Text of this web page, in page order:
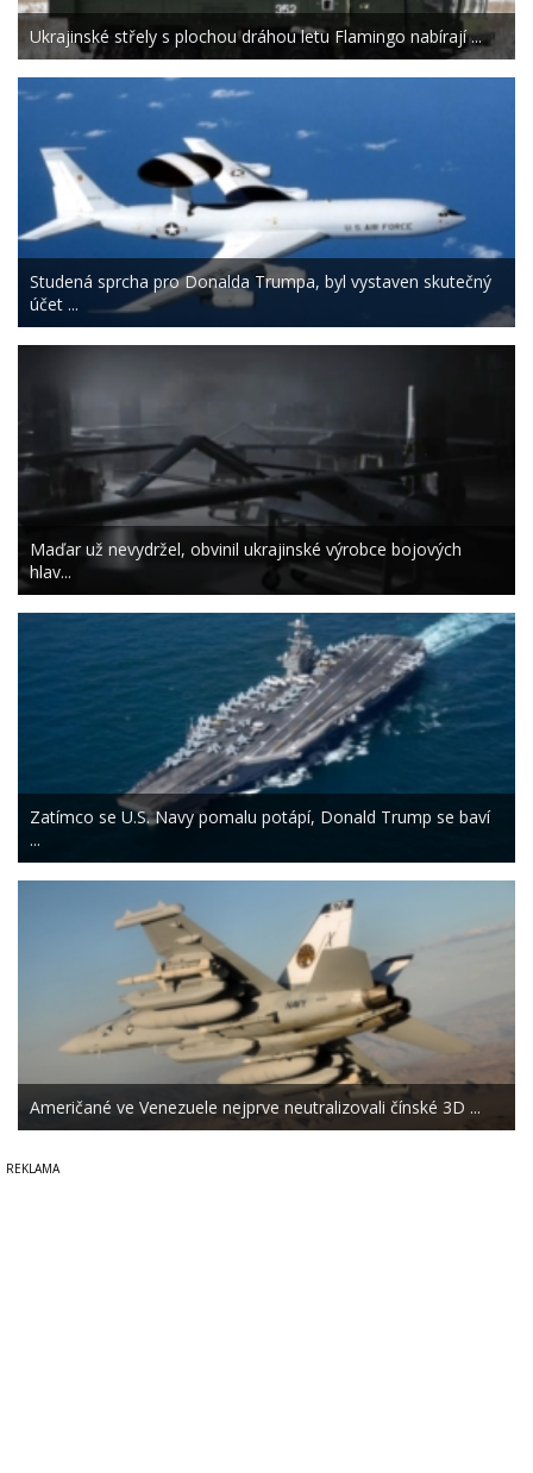
Ukrajinské střely s plochou dráhou letu Flamingo nabírají ...
Studená sprcha pro Donalda Trumpa, byl vystaven skutečný
účet ...
Maďar už nevydržel, obvinil ukrajinské výrobce bojových
hlav...
Zatímco se U.S. Navy pomalu potápí, Donald Trump se baví
...
Američané ve Venezuele nejprve neutralizovali čínské 3D ...